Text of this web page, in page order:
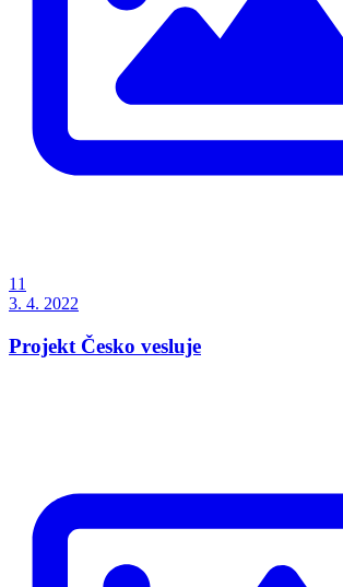
11
3. 4. 2022
Projekt Česko vesluje